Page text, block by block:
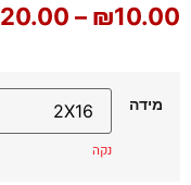
₪10.00
–
20.00
מידה
נקה